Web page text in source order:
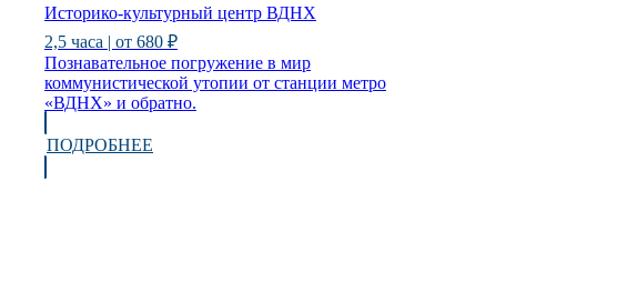
Историко-культурный центр ВДНХ
2,5 часа | от 680 ₽
Познавательное погружение в мир
коммунистической утопии от станции метро
«ВДНХ» и обратно.
ПОДРОБНЕЕ